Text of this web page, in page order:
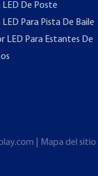
LED De Poste
LED Para Pista De Baile
LED Para Estantes De
Mapa del sitio